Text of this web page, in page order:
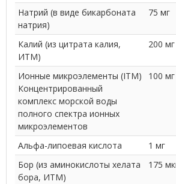
Натрий (в виде бикарбоната
натрия)
75 мг
Калий (из цитрата калия,
ИТМ)
200 мг
Ионные микроэлементы (ITM)
Концентрированный
комплекс морской воды
полного спектра ионных
микроэлементов
100 мг
Альфа-липоевая кислота 1 мг
Бор (из аминокислоты хелата
бора, ИТМ)
175